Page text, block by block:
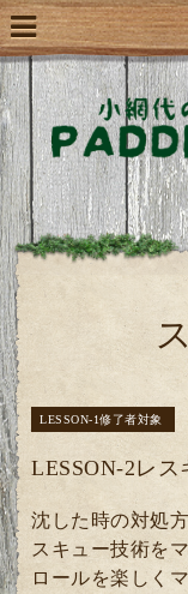
LESSON-1修了者対象
LESSON-2レ
沈した時の対処
スキュー技術を
ロールを楽しく